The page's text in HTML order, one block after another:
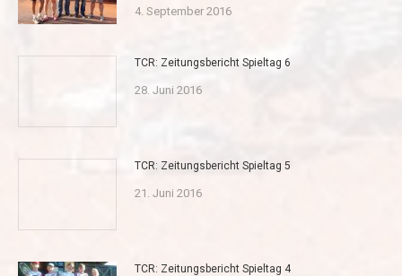
4. September 2016
TCR: Zeitungsbericht Spieltag 6
28. Juni 2016
TCR: Zeitungsbericht Spieltag 5
21. Juni 2016
TCR: Zeitungsbericht Spieltag 4